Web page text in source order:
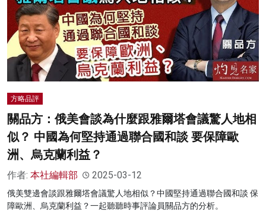
方略品評
關品方：俄美會談為什麼跟雅爾塔會議驚人地相
似？ 中國為何堅持通過聯合國和談 要保障歐
洲、烏克蘭利益？
作者: 本社編輯部 2025-03-12
俄美雙邊會談跟雅爾塔會議驚人地相似？中國堅持通過聯合國和談 保
障歐洲、烏克蘭利益？一起聽聽時事評論員關品方的分析。